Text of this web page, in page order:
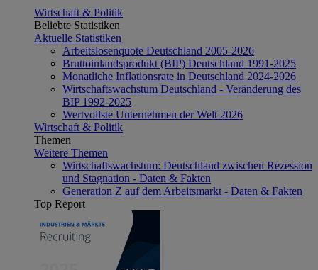
Wirtschaft & Politik
Beliebte Statistiken
Aktuelle Statistiken
Arbeitslosenquote Deutschland 2005-2026
Bruttoinlandsprodukt (BIP) Deutschland 1991-2025
Monatliche Inflationsrate in Deutschland 2024-2026
Wirtschaftswachstum Deutschland - Veränderung des
BIP 1992-2025
Wertvollste Unternehmen der Welt 2026
Wirtschaft & Politik
Themen
Weitere Themen
Wirtschaftswachstum: Deutschland zwischen Rezession
und Stagnation - Daten & Fakten
Generation Z auf dem Arbeitsmarkt - Daten & Fakten
Top Report